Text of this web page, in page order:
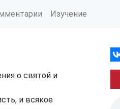
Изучение
о святой и
и всякое